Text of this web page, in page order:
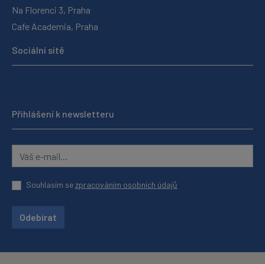
Na Florenci 3, Praha
Cafe Academia, Praha
Sociální sítě
Přihlášení k newsletteru
Souhlasím sezpracováním osobních údajů
Odebírat